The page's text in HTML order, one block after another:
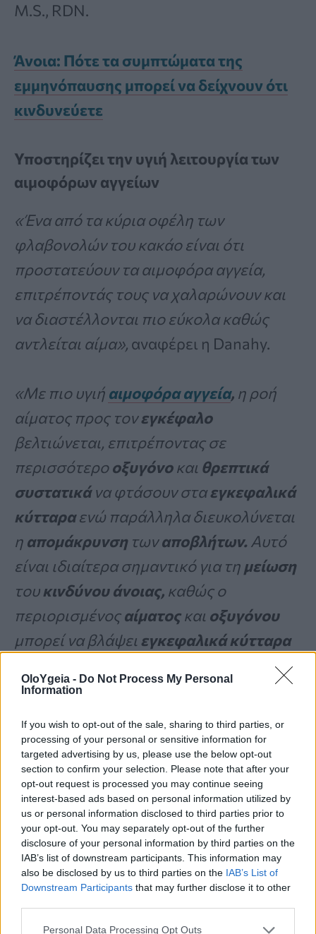
OloYgeia - Do Not Process My Personal
Information
If you wish to opt-out of the sale, sharing to third parties, or
processing of your personal or sensitive information for
targeted advertising by us, please use the below opt-out
section to confirm your selection. Please note that after your
opt-out request is processed you may continue seeing
interest-based ads based on personal information utilized by
us or personal information disclosed to third parties prior to
your opt-out. You may separately opt-out of the further
disclosure of your personal information by third parties on the
IAB’s list of downstream participants. This information may
also be disclosed by us to third parties on the IAB’s List of
Downstream Participants that may further disclose it to other
Personal Data Processing Opt Outs
M.S., RDN.
Άνοια: Πότε τα συμπτώματα της
εμμηνόπαυσης μπορεί να δείχνουν ότι
κινδυνεύετε
Υποστηρίζει την υγιή λειτουργία των
αιμοφόρων αγγείων
«Ένα από τα κύρια οφέλη των
φλαβονολών του κακάο είναι ότι
προστατεύουν τα αιμοφόρα αγγεία,
επιτρέποντάς τους να χαλαρώνουν και
να διαστέλλονται πιο εύκολα καθώς
αντλείται αίμα», αναφέρει η Danahy.
«Με πιο υγιή αιμοφόρα αγγεία, η ροή
αίματος προς τονεγκέφαλο
βελτιώνεται, επιτρέποντας σε
περισσότεροοξυγόνοκαι θρεπτικά
συστατικάνα φτάσουν σταεγκεφαλικά
κύτταραενώ παράλληλα διευκολύνεται
η απομάκρυνσητωναποβλήτων. Αυτό
είναι ιδιαίτερα σημαντικό για τη μείωση
τουκινδύνου άνοιας, καθώς ο
περιορισμένοςαίματοςκαι οξυγόνου
μπορεί να βλάψει εγκεφαλικά κύτταρα
προκαλώνταςγνωστική εξασθένιση
ή
Μπορεί να μειώσει τον κίνδυνο
αντίστασης στην ινσουλίνη
Ορισμένες μελέτες έχουν δείξει
προστατευτική επίδραση ενάντια στην
ινσουλινοαντίσταση μέσωδιατροφής
φλαβονόλες.